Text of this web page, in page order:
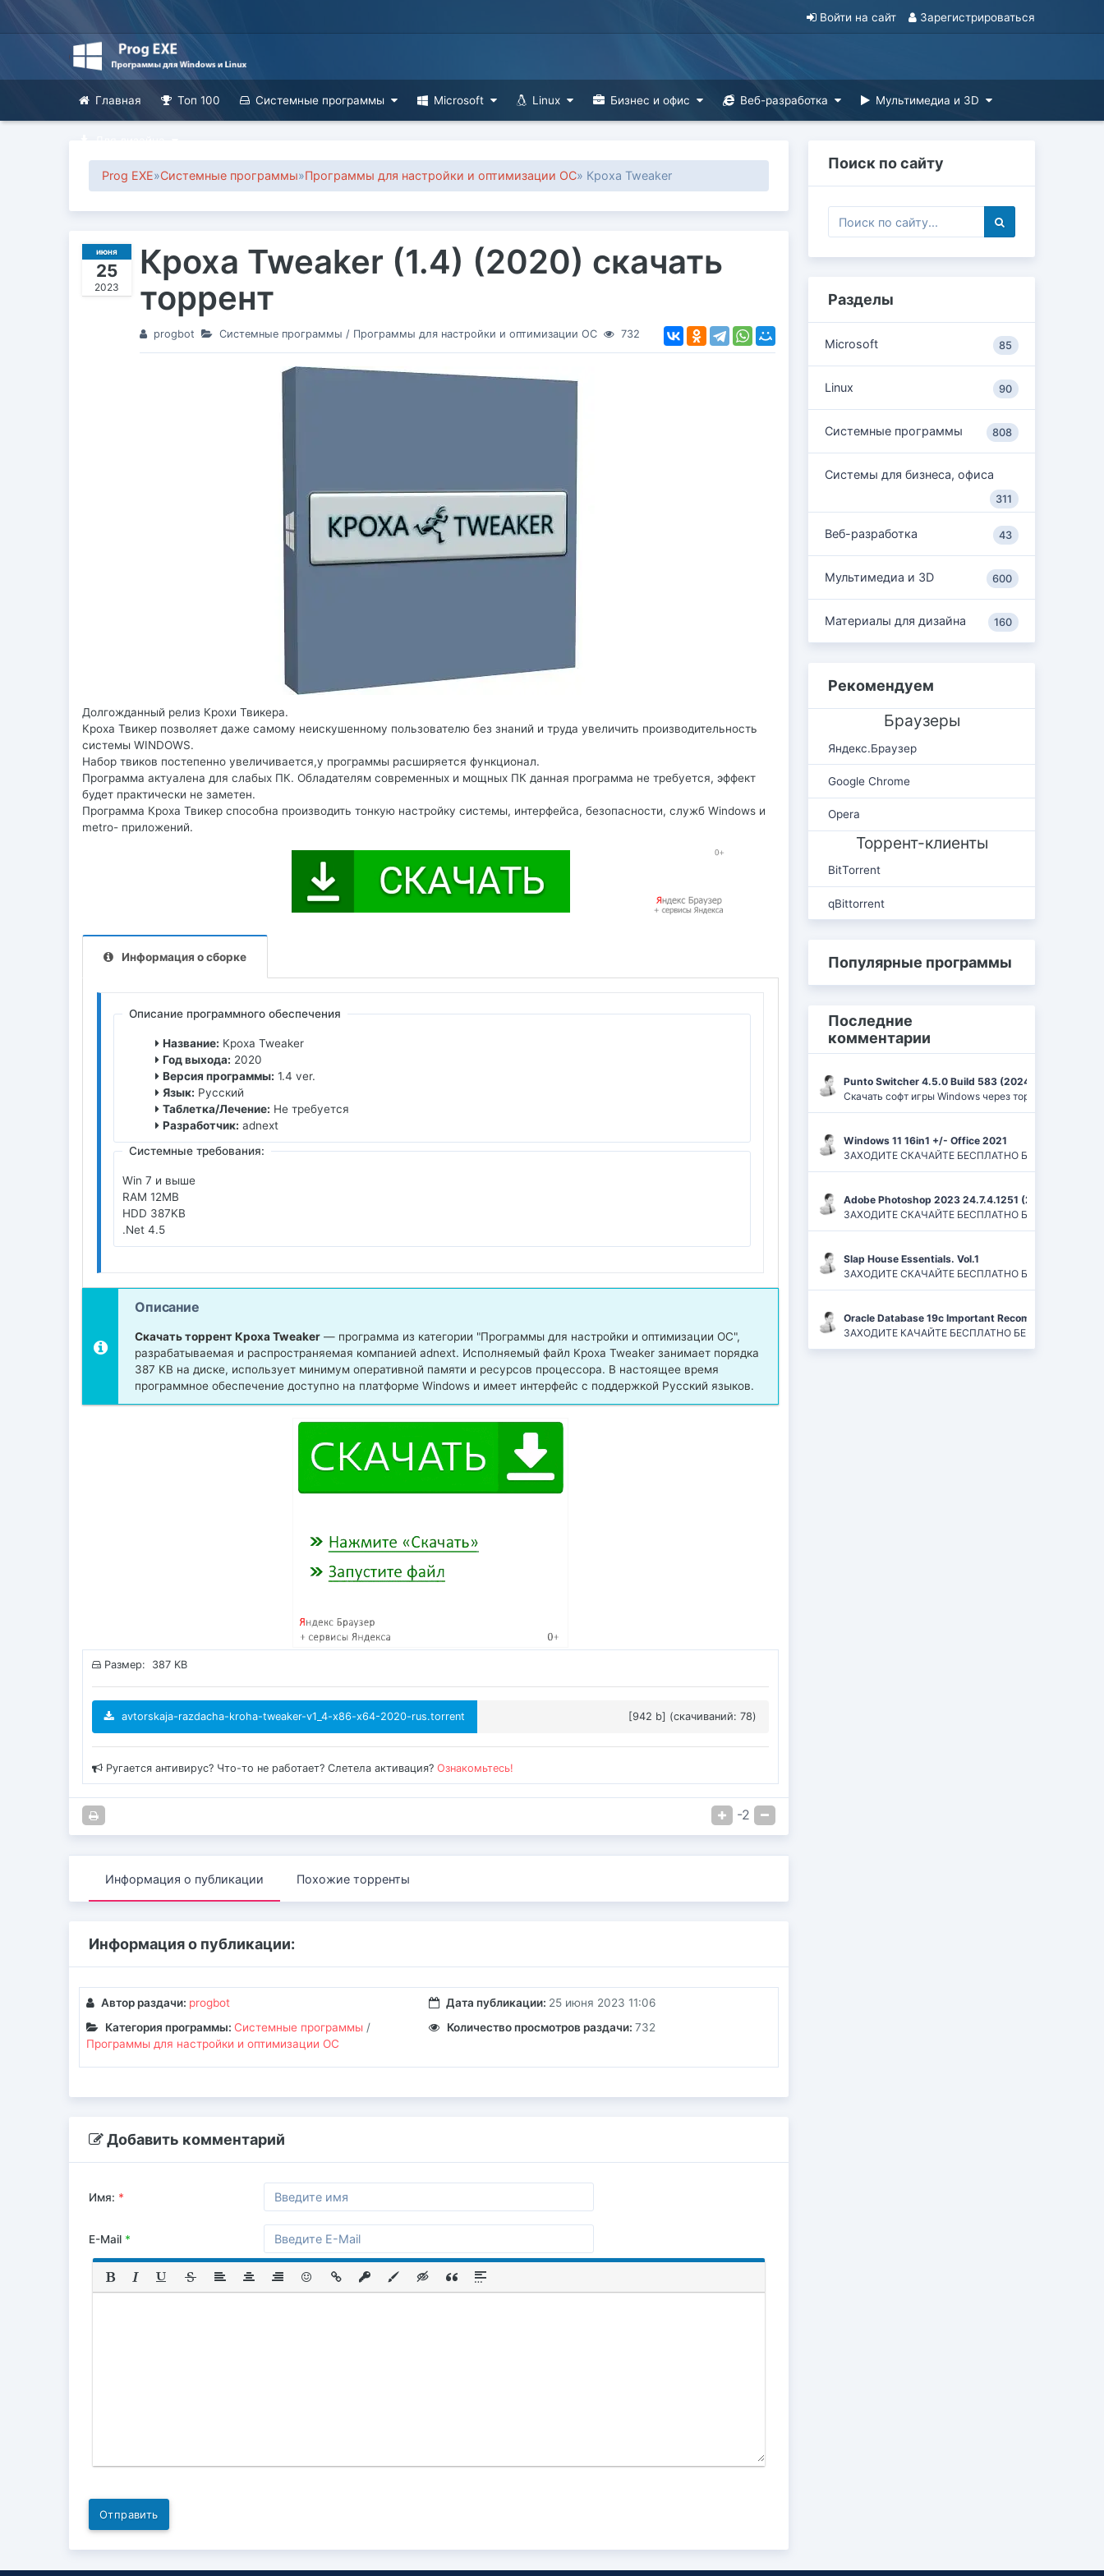
Войти на сайт Зарегистрироваться
Главная Топ 100 Системные программы Microsoft Linux Бизнес и офис Веб-разработка Мультимедиа и 3D
Prog EXE»Системные программы»Программы для настройки и оптимизации ОС» Кроха Tweaker
июня
25
2023
Кроха Tweaker (1.4) (2020) скачать
торрент
progbot Системные программы / Программы для настройки и оптимизации ОС 732
Долгожданный релиз Крохи Твикера.
Кроха Твикер позволяет даже самому неискушенному пользователю без знаний и труда увеличить производительность
системы WINDOWS.
Набор твиков постепенно увеличивается,у программы расширяется функционал.
Программа актуалена для слабых ПК. Обладателям современных и мощных ПК данная программа не требуется, эффект
будет практически не заметен.
Программа Кроха Твикер способна производить тонкую настройку системы, интерфейса, безопасности, служб Windows и
metro- приложений.
Информация о сборке
Описание программного обеспечения
Название: Кроха Tweaker
Год выхода: 2020
Версия программы: 1.4 ver.
Язык: Русский
Таблетка/Лечение: Не требуется
Разработчик: adnext
Системные требования:
Win 7 и выше
RAM 12MB
HDD 387KB
.Net 4.5
Описание
Скачать торрент Кроха Tweaker — программа из категории "Программы для настройки и оптимизации ОС",
разрабатываемая и распространяемая компанией adnext. Исполняемый файл Кроха Tweaker занимает порядка
387 KB на диске, использует минимум оперативной памяти и ресурсов процессора. В настоящее время
программное обеспечение доступно на платформе Windows и имеет интерфейс с поддержкой Русский языков.
Размер: 387 KB
avtorskaja-razdacha-kroha-tweaker-v1_4-x86-x64-2020-rus.torrent [942 b] (cкачиваний: 78)
Ругается антивирус? Что-то не работает? Слетела активация?Ознакомьтесь!
-2
Информация о публикации Похожие торренты
Информация о публикации:
Автор раздачи: progbot Дата публикации: 25 июня 2023 11:06
Категория программы: Системные программы /
Программы для настройки и оптимизации ОС
Количество просмотров раздачи: 732
Добавить комментарий
Имя: *
E-Mail *
Отправить
Поиск по сайту
Разделы
Microsoft 85
Linux 90
Системные программы 808
Системы для бизнеса, офиса
311
Веб-разработка 43
Мультимедиа и 3D 600
Материалы для дизайна 160
Рекомендуем
Браузеры
Яндекс.Браузер
Google Chrome
Opera
Торрент-клиенты
BitTorrent
qBittorrent
Популярные программы
Последние
комментарии
Punto Switcher 4.5.0 Build 583 (2024) РС | RePack
Скачать софт игры Windows через торрент Ufrag:
Windows 11 16in1 +/- Office 2021
ЗАХОДИТЕ СКАЧАЙТЕ БЕСПЛАТНО БЕЗ
Adobe Photoshop 2023 24.7.4.1251 (2024) PC |
ЗАХОДИТЕ СКАЧАЙТЕ БЕСПЛАТНО БЕЗ
Slap House Essentials. Vol.1
ЗАХОДИТЕ СКАЧАЙТЕ БЕСПЛАТНО БЕЗ
Oracle Database 19c Important Recommended One-
ЗАХОДИТЕ КАЧАЙТЕ БЕСПЛАТНО БЕЗ РЕГИСТРАЦИЙ